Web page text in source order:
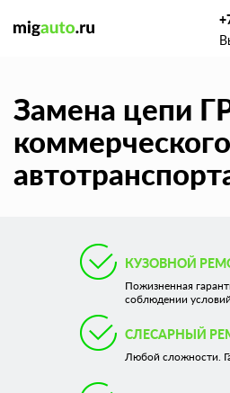
Замена цепи
коммерческого
КУЗОВНОЙ
Пожизненная
соблюдении условий
СЛЕСАРНЫЙ
Любой сложности.